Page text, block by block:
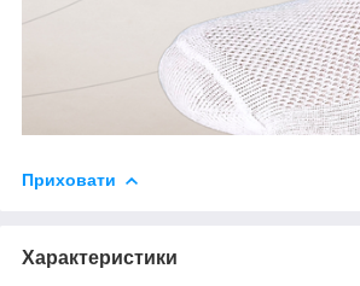
Приховати
Характеристики